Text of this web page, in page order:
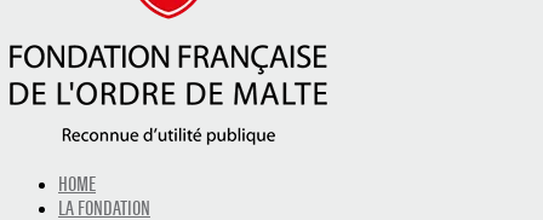
HOME
LA FONDATION